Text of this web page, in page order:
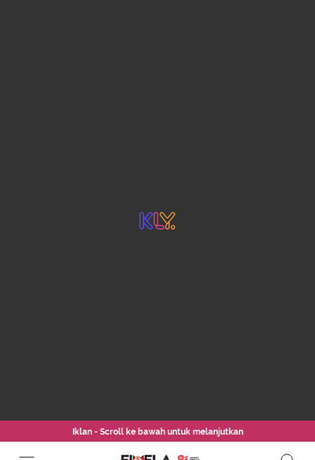
Iklan - Scroll ke bawah untuk melanjutkan